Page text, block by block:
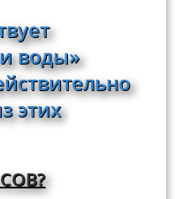
воды»
этих